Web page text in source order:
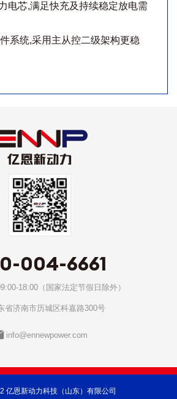
电芯,满足快充及持续稳定放电需
系统,采用主从控二级架构更稳
004-6661
18:00（国家法定节假日除外）
省济南市历城区科嘉路300号
info@ennewpower.com
亿恩新动力科技（山东）有限公司